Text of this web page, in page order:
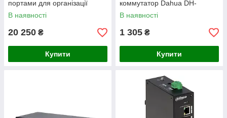
портами для організації
мережі IP-камер, IP-
телефонів та Wi-Fi точок
В наявності
20 250 ₴
Купити
коммутатор Dahua DH-
PFS3008-8GT-L
В наявності
1 305 ₴
Купити